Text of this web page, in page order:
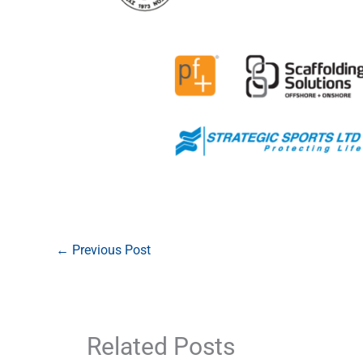
← Previous Post
Related Posts